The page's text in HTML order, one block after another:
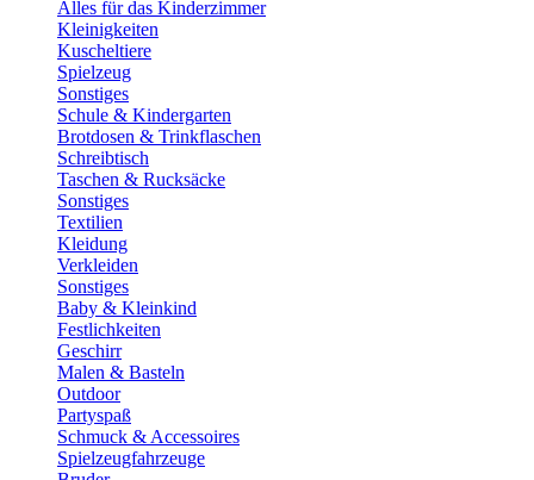
Alles für das Kinderzimmer
Kleinigkeiten
Kuscheltiere
Spielzeug
Sonstiges
Schule & Kindergarten
Brotdosen & Trinkflaschen
Schreibtisch
Taschen & Rucksäcke
Sonstiges
Textilien
Kleidung
Verkleiden
Sonstiges
Baby & Kleinkind
Festlichkeiten
Geschirr
Malen & Basteln
Outdoor
Partyspaß
Schmuck & Accessoires
Spielzeugfahrzeuge